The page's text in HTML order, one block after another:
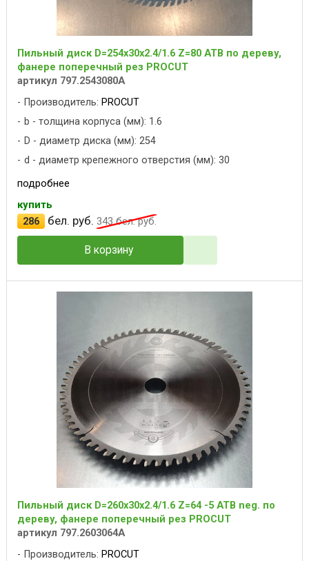
Пильный диск D=254x30x2.4/1.6 Z=80 ATB по дереву,
фанере поперечный рез PROCUT
артикул 797.2543080A
Производитель: PROCUT
b - толщина корпуса (мм): 1.6
D - диаметр диска (мм): 254
d - диаметр крепежного отверстия (мм): 30
подробнее
купить
286
бел. руб. 343бел. руб.
В корзину
Пильный диск D=260x30x2.4/1.6 Z=64 -5 ATB neg. по
дереву, фанере поперечный рез PROCUT
артикул 797.2603064A
Производитель: PROCUT